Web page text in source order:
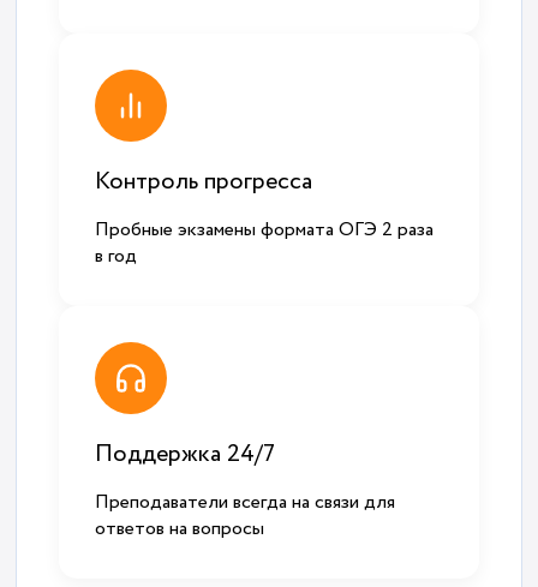
Контроль прогресса
Пробные экзамены формата ОГЭ 2 раза
в год
Поддержка 24/7
Преподаватели всегда на связи для
ответов на вопросы